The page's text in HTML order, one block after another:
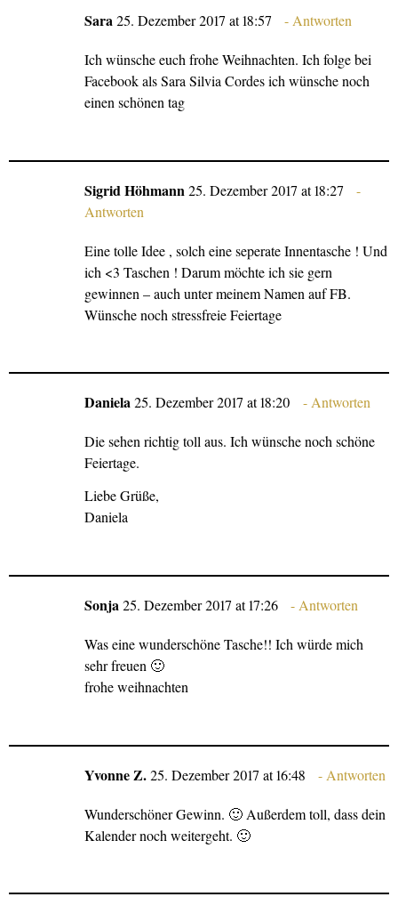
Sara25. Dezember 2017 at 18:57 Antworten
Ich wünsche euch frohe Weihnachten. Ich folge bei
Facebook als Sara Silvia Cordes ich wünsche noch
einen schönen tag
Sigrid Höhmann 25. Dezember 2017 at 18:27
Antworten
Eine tolle Idee , solch eine seperate Innentasche ! Und
ich <3 Taschen ! Darum möchte ich sie gern
gewinnen – auch unter meinem Namen auf FB.
Wünsche noch stressfreie Feiertage
Daniela25. Dezember 2017 at 18:20 Antworten
Die sehen richtig toll aus. Ich wünsche noch schöne
Feiertage.
Liebe Grüße,
Daniela
Sonja25. Dezember 2017 at 17:26 Antworten
Was eine wunderschöne Tasche!! Ich würde mich
sehr freuen 🙂
frohe weihnachten
Yvonne Z.25. Dezember 2017 at 16:48 Antworten
Wunderschöner Gewinn. 🙂 Außerdem toll, dass dein
Kalender noch weitergeht. 🙂